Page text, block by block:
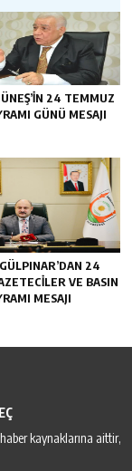
24 TEMMUZ
GÜNÜ MESAJI
24
VE BASIN
MESAJI
kaynaklarına aittir,